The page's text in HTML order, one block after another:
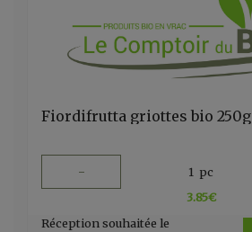
Fiordifrutta griottes bio 250g
- 1 pc
3.85€
Réception souhaitée le